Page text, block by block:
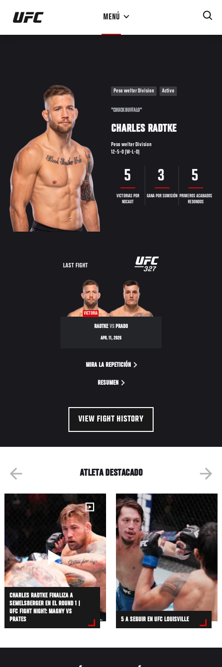
Pasar
contenido
MENÚ
Peso welter Division Activo
"CHUCK BUFFALO"
CHARLES RADTKE
Peso welter Division
12-5-0 (W-L-D)
5
VICTORIAS POR
NOCAUT
3
GANA POR SUMISIÓN
5
PRIMEROS ACABADOS
REDONDOS
LAST FIGHT
VICTORIA
RADTKEVSPRADO
APR. 11, 2026
MIRA LA REPETICIÓN
RESUMEN
VIEW FIGHT HISTORY
ATLETA DESTACADO
CHARLES RADTKE FINALIZA A
SEMELSBERGER EN EL ROUND 1 |
UFC FIGHT NIGHT: MAGNY VS
PRATES
5 A SEGUIR EN UFC LOUISVILLE